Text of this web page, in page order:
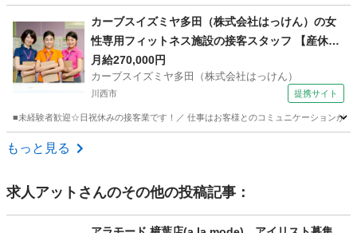
その他 児童館
カーブスイズミヤ多田（株式会社はっけん）の女
性専用フィットネス施設の接客スタッフ 【産休・
育休取得実績あり】
月給270,000円
カーブスイズミヤ多田（株式会社はっけん）
川西市 提携サイト
■未経験者歓迎☆日祝休みの接客業です！／ 仕事はお客様とのコミュニケーションが
兵庫 川西市
もっと見る
求人アット さんのその他の投稿記事：